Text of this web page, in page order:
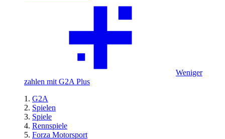
Weniger
zahlen mit G2A Plus
G2A
Spielen
Spiele
Rennspiele
Forza Motorsport